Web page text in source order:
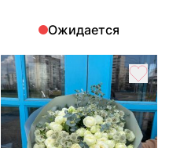
Ожидается